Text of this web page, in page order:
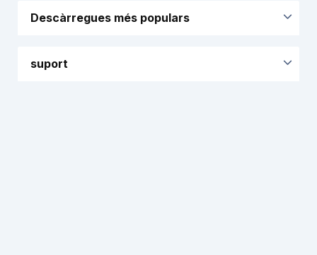
Descàrregues més populars
suport